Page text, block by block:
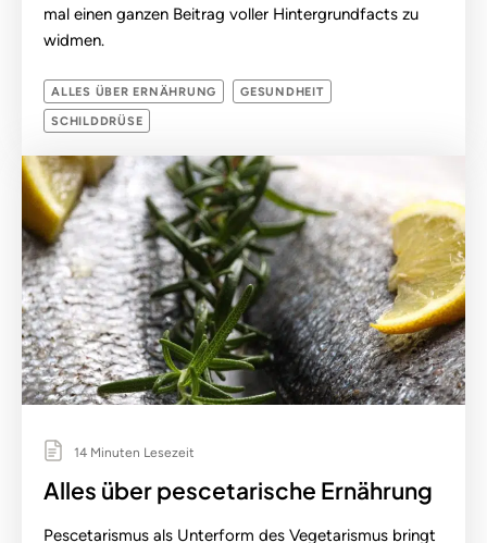
mal einen ganzen Beitrag voller Hintergrundfacts zu
widmen.
ALLES ÜBER ERNÄHRUNG GESUNDHEIT
SCHILDDRÜSE
14 Minuten Lesezeit
Alles über pescetarische Ernährung
Pescetarismus als Unterform des Vegetarismus bringt